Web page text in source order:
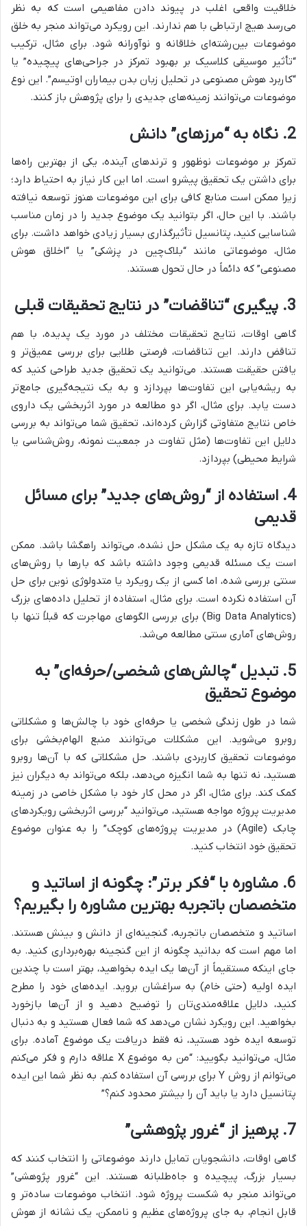
خلاقیت واقعی اغلب در پیوند دادن مفاهیمی است که به نظر
می‌رسد هیچ ارتباطی با هم ندارند. این رویکرد می‌تواند منجر به خلق
موضوعات بین‌رشته‌ای خلاقانه و نوآورانه شود. برای مثال، ترکیب
“تأثیر موسیقی کلاسیک بر بهبود تمرکز در جراحی‌های پیچیده” یا
“کاربرد هوش مصنوعی در تحلیل زبان بدن بیماران اوتیسم”. این نوع
موضوعات می‌توانند زمینه‌های جدیدی را برای پژوهش باز کنند.
2. نگاه به “مرزهای” دانش
تمرکز بر موضوعات نوظهور و ترندهای آینده، یکی از بهترین راه‌ها
برای داشتن یک تحقیق پیشرو است. اما این کار نیاز به احتیاط دارد؛
زیرا ممکن است منابع کافی برای این موضوعات هنوز توسعه نیافته
باشند. با این حال، اگر بتوانید یک موضوع جدید را در زمان مناسب
شناسایی کنید، پتانسیل تأثیرگذاری بسیار زیادی خواهد داشت. برای
مثال، موضوعاتی مانند “بلاک‌چین در پزشکی” یا “اخلاق هوش
مصنوعی” که دائماً در حال تحول هستند.
3. پیگیری “تناقضات” در نتایج تحقیقات قبلی
گاهی اوقات، نتایج تحقیقات مختلف در مورد یک پدیده، با هم
تناقض دارند. این تناقضات، فرصتی طلایی برای بررسی عمیق‌تر و
یافتن حقیقت هستند. می‌توانید یک تحقیق جدید طراحی کنید که
به ریشه‌یابی این تفاوت‌ها بپردازد و به یک نتیجه‌گیری جامع‌تر
دست یابد. برای مثال، اگر دو مطالعه در مورد اثربخشی یک داروی
خاص نتایج متفاوتی گزارش کرده‌اند، تحقیق شما می‌تواند به بررسی
دلایل این تفاوت‌ها (مثل تفاوت در جمعیت نمونه، روش‌شناسی یا
شرایط محیطی) بپردازد.
4. استفاده از “روش‌های جدید” برای مسائل
قدیمی
دیدگاه تازه به یک مشکل حل نشده، می‌تواند راهگشا باشد. ممکن
است یک مسئله قدیمی وجود داشته باشد که بارها با روش‌های
سنتی بررسی شده، اما کسی از یک رویکرد یا متدولوژی نوین برای حل
آن استفاده نکرده است. برای مثال، استفاده از تحلیل داده‌های بزرگ
(Big Data Analytics) برای بررسی الگوهای مهاجرت که قبلاً تنها با
روش‌های آماری سنتی مطالعه می‌شد.
5. تبدیل “چالش‌های شخصی/حرفه‌ای” به
موضوع تحقیق
شما در طول زندگی شخصی یا حرفه‌ای خود با چالش‌ها و مشکلاتی
روبرو می‌شوید. این مشکلات می‌توانند منبع الهام‌بخشی برای
موضوعات تحقیق کاربردی باشند. حل مشکلاتی که با آن‌ها روبرو
هستید، نه تنها به شما انگیزه می‌دهد، بلکه می‌تواند به دیگران نیز
کمک کند. برای مثال، اگر در محل کار خود با مشکل خاصی در زمینه
مدیریت پروژه مواجه هستید، می‌توانید “بررسی اثربخشی رویکردهای
چابک (Agile) در مدیریت پروژه‌های کوچک” را به عنوان موضوع
تحقیق خود انتخاب کنید.
6. مشاوره با “فکر برتر”: چگونه از اساتید و
متخصصان باتجربه بهترین مشاوره را بگیریم؟
اساتید و متخصصان باتجربه، گنجینه‌ای از دانش و بینش هستند.
اما مهم است که بدانید چگونه از این گنجینه بهره‌برداری کنید. به
جای اینکه مستقیماً از آن‌ها یک ایده بخواهید، بهتر است با چندین
ایده اولیه (حتی خام) به سراغشان بروید. ایده‌های خود را مطرح
کنید، دلایل علاقه‌مندی‌تان را توضیح دهید و از آن‌ها بازخورد
بخواهید. این رویکرد نشان می‌دهد که شما فعال هستید و به دنبال
توسعه ایده خود هستید، نه فقط دریافت یک موضوع آماده. برای
مثال، می‌توانید بگویید: “من به موضوع X علاقه دارم و فکر می‌کنم
می‌توانم از روش Y برای بررسی آن استفاده کنم. به نظر شما این ایده
پتانسیل دارد یا باید آن را بیشتر محدود کنم؟”
7. پرهیز از “غرور پژوهشی”
گاهی اوقات، دانشجویان تمایل دارند موضوعاتی را انتخاب کنند که
بسیار بزرگ، پیچیده و جاه‌طلبانه هستند. این “غرور پژوهشی”
می‌تواند منجر به شکست پروژه شود. انتخاب موضوعات ساده‌تر و
قابل انجام، به جای پروژه‌های عظیم و ناممکن، یک نشانه از هوش